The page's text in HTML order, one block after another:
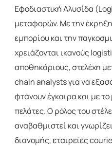
Εφοδιαστική Αλυσίδα
μεταφορών. Με την
εμπορίου και την
χρειάζονται ικανούς
αποθηκάριους, στελέχη
chain analysts για να
φτάνουν έγκαιρα και με
πελάτες. Ο ρόλος του
αναβαθμιστεί και
διανομής, εταιρείες